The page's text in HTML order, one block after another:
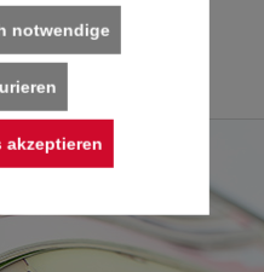
notwendige
akzeptieren